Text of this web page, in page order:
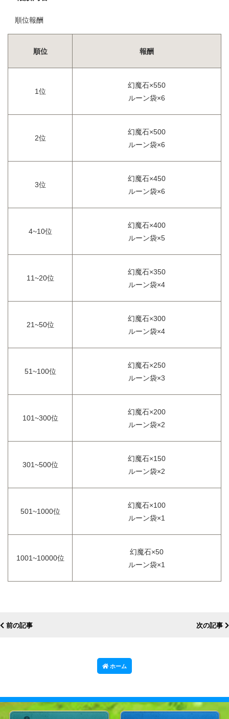
順位報酬
順位 報酬
1位
幻魔石×550
ルーン袋×6
2位
幻魔石×500
ルーン袋×6
3位
幻魔石×450
ルーン袋×6
4~10位
幻魔石×400
ルーン袋×5
11~20位
幻魔石×350
ルーン袋×4
21~50位
幻魔石×300
ルーン袋×4
51~100位
幻魔石×250
ルーン袋×3
101~300位
幻魔石×200
ルーン袋×2
301~500位
幻魔石×150
ルーン袋×2
501~1000位
幻魔石×100
ルーン袋×1
1001~10000位
幻魔石×50
ルーン袋×1
前の記事 次の記事
ホーム